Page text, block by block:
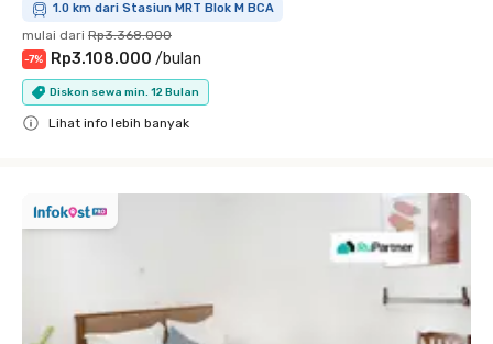
1.0 km dari Stasiun MRT Blok M BCA
mulai dari Rp3.368.000
-7% Rp3.108.000 /bulan
Diskon sewa min. 12 Bulan
Lihat info lebih banyak